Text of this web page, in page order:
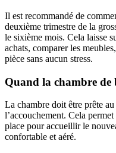
Il est recommandé de
deuxième trimestre de la
le sixième mois. Cela laisse
achats, comparer les
pièce sans aucun stress.
Quand la chambre de
La chambre doit être prête
l’accouchement. Cela
place pour accueillir le
confortable et aéré.